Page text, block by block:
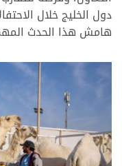
دول الخليج خلال
هامش هذا الحدث